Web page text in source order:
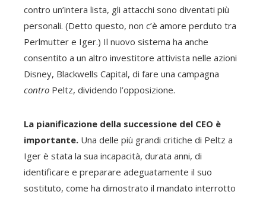
contro un’intera lista, gli attacchi sono diventati più
personali. (Detto questo, non c’è amore perduto tra
Perlmutter e Iger.) Il nuovo sistema ha anche
consentito a un altro investitore attivista nelle azioni
Disney, Blackwells Capital, di fare una campagna
contro Peltz, dividendo l’opposizione.
La pianificazione della successione del CEO è
importante. Una delle più grandi critiche di Peltz a
Iger è stata la sua incapacità, durata anni, di
identificare e preparare adeguatamente il suo
sostituto, come ha dimostrato il mandato interrotto